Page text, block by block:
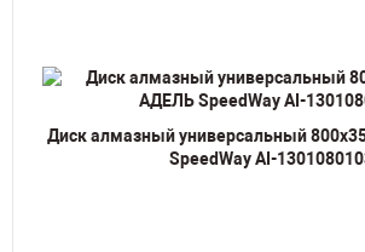
Диск алмазный универсальный
SpeedWay AI-